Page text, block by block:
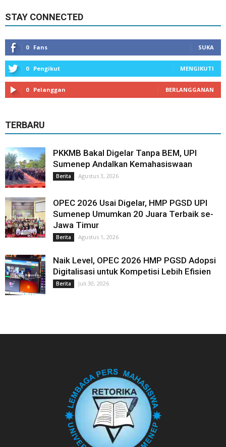
STAY CONNECTED
0 Fans SUKA
0 Pengikut MENGIKUTI
0 Pelanggan BERLANGGANAN
TERBARU
PKKMB Bakal Digelar Tanpa BEM, UPI
Sumenep Andalkan Kemahasiswaan
Berita Agustus 3, 2026
OPEC 2026 Usai Digelar, HMP PGSD UPI
Sumenep Umumkan 20 Juara Terbaik se-
Jawa Timur
Berita Agustus 1, 2026
Naik Level, OPEC 2026 HMP PGSD Adopsi
Digitalisasi untuk Kompetisi Lebih Efisien
Berita Juli 30, 2026